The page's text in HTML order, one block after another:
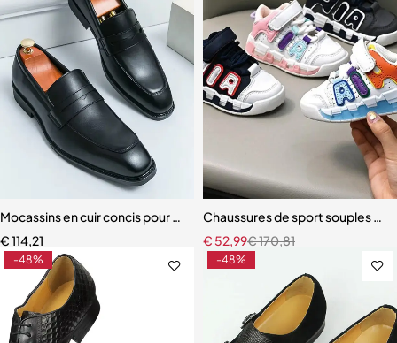
Mocassins en cuir concis pour hommes
€114,21
Chaussures de sport souples et
€170,81
€ 52,99
-48% -48%